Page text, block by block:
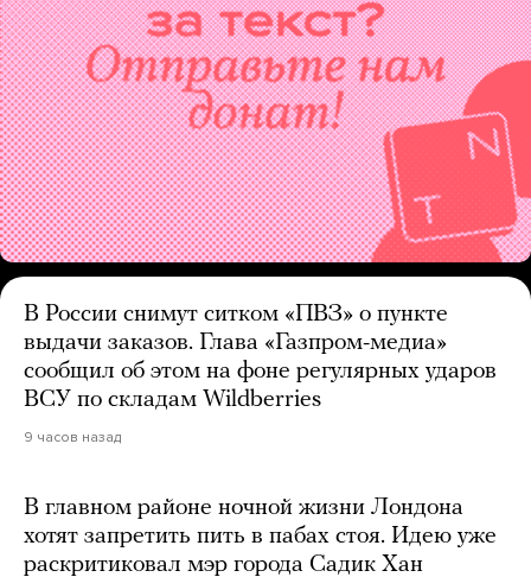
В России снимут ситком «ПВЗ» о пункте
выдачи заказов. Глава «Газпром-медиа»
сообщил об этом на фоне регулярных ударов
ВСУ по складам Wildberries
9 часов назад
В главном районе ночной жизни Лондона
хотят запретить пить в пабах стоя. Идею уже
раскритиковал мэр города Садик Хан